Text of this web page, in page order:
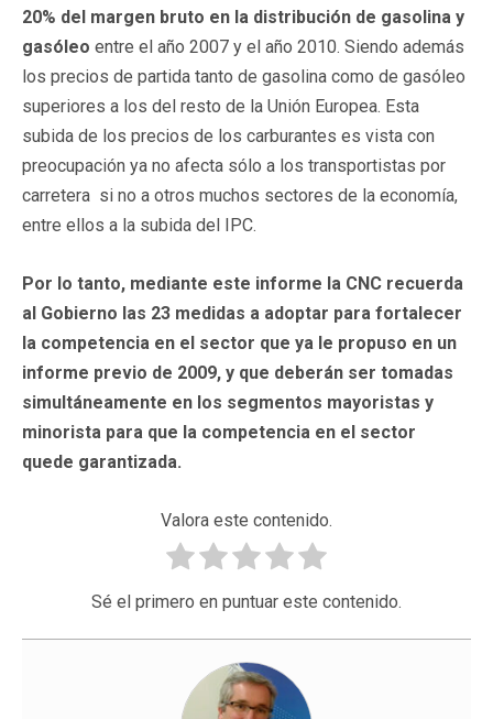
20% del margen bruto en la distribución de gasolina y
gasóleo entre el año 2007 y el año 2010. Siendo además
los precios de partida tanto de gasolina como de gasóleo
superiores a los del resto de la Unión Europea. Esta
subida de los precios de los carburantes es vista con
preocupación ya no afecta sólo a los transportistas por
carretera si no a otros muchos sectores de la economía,
entre ellos a la subida del IPC.
Por lo tanto, mediante este informe la CNC recuerda
al Gobierno las 23 medidas a adoptar para fortalecer
la competencia en el sector que ya le propuso en un
informe previo de 2009, y que deberán ser tomadas
simultáneamente en los segmentos mayoristas y
minorista para que la competencia en el sector
quede garantizada.
Valora este contenido.
Sé el primero en puntuar este contenido.